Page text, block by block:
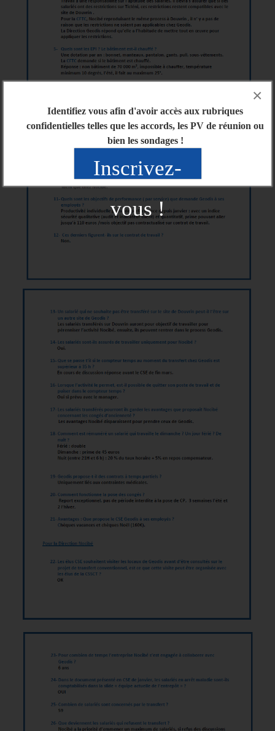
Identifiez vous afin d'avoir accès aux rubriques
confidentielles telles que les accords, les PV de réunion ou
bien les sondages !
Inscrivez-
vous !
×